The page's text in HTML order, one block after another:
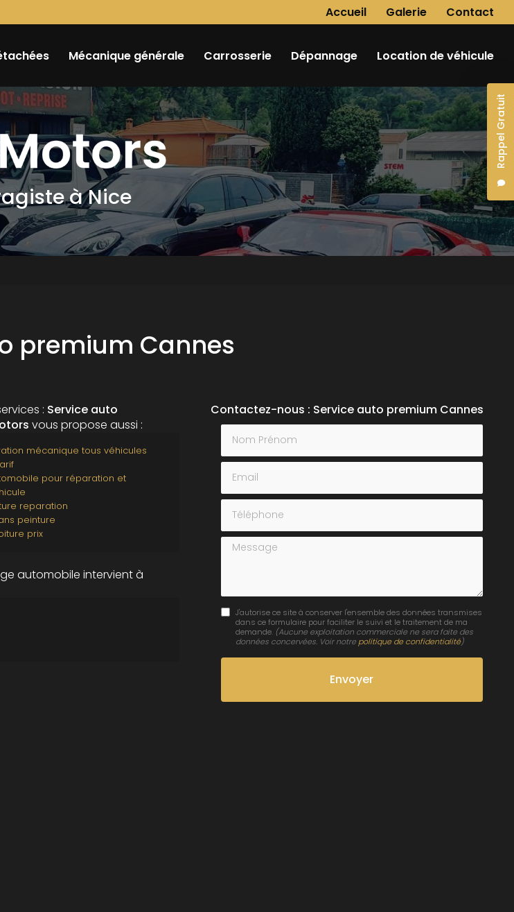
Navigation secondaire
Accueil Galerie Contact
Rappel Gratuit
Mécanique générale Carrosserie Dépannage Location de véhicule
à Nice
premium Cannes
: Service auto
vous propose aussi :
mécanique tous véhicules
pour réparation et
reparation
peinture
prix
automobile intervient à
Contactez-nous : Service auto premium Cannes
Nom Prénom
Email
Téléphone
Message
J'autorise ce site à conserver l'ensemble des données transmises
dans ce formulaire pour faciliter le suivi et le traitement de ma
demande. (Aucune exploitation commerciale ne sera faite des
données concervées. Voir notre politique de confidentialité)